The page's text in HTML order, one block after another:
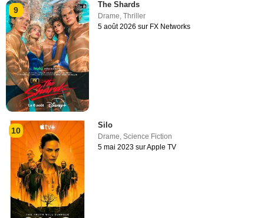
9
The Shards
Drame,Thriller
5 août 2026 sur FX Networks
10
Silo
Drame ,Science Fiction
5 mai 2023 sur Apple TV